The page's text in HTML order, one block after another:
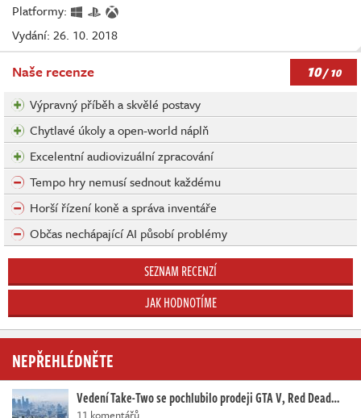
Platformy:
Vydání: 26. 10. 2018
Naše recenze 10/ 10
Výpravný příběh a skvělé postavy
Chytlavé úkoly a open-world náplň
Excelentní audiovizuální zpracování
Tempo hry nemusí sednout každému
Horší řízení koně a správa inventáře
Občas nechápající AI působí problémy
SEZNAM RECENZÍ
JAK HODNOTÍME
NEPŘEHLÉDNĚTE
Vedení Take-Two se pochlubilo prodeji GTA V, Red Dead…